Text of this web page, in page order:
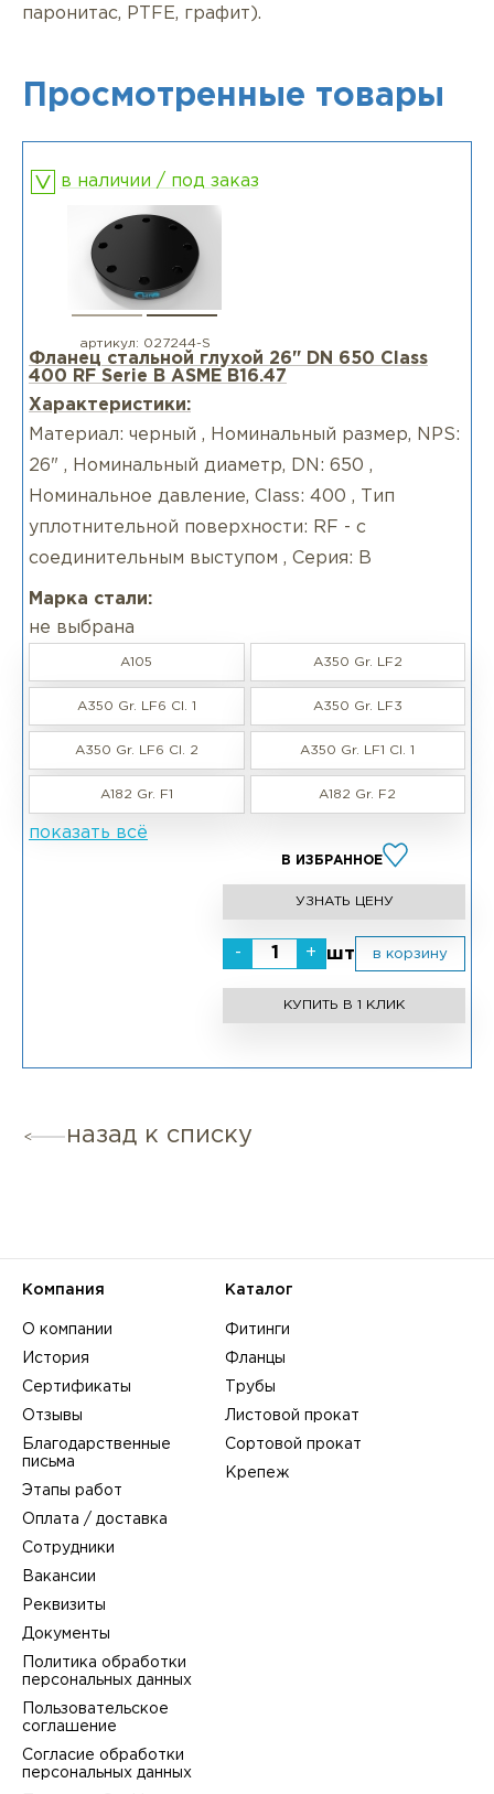
паронитас, PTFE, графит).
Просмотренные товары
в наличии / под заказ
артикул: 027244-S
Фланец стальной глухой 26" DN 650 Class
400 RF Serie B ASME B16.47
Характеристики:
Материал: черный , Номинальный размер, NPS:
26" , Номинальный диаметр, DN: 650 ,
Номинальное давление, Class: 400 , Тип
уплотнительной поверхности: RF - с
соединительным выступом , Серия: B
Марка стали:
не выбрана
A105 A350 Gr. LF2
A350 Gr. LF6 CI. 1 A350 Gr. LF3
A350 Gr. LF6 Cl. 2 A350 Gr. LF1 Cl. 1
A182 Gr. F1 A182 Gr. F2
показать всё
В ИЗБРАННОЕ
УЗНАТЬ ЦЕНУ
- + шт в корзину
КУПИТЬ В 1 КЛИК
назад к списку
Компания
О компании
История
Сертификаты
Отзывы
Благодарственные
письма
Этапы работ
Оплата / доставка
Сотрудники
Вакансии
Реквизиты
Документы
Политика обработки
персональных данных
Пользовательское
соглашение
Согласие обработки
персональных данных
Каталог
Фитинги
Фланцы
Трубы
Листовой прокат
Сортовой прокат
Крепеж